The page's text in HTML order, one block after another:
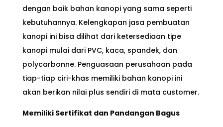
dengan baik bahan kanopi yang sama seperti
kebutuhannya. Kelengkapan jasa pembuatan
kanopi ini bisa dilihat dari ketersediaan tipe
kanopi mulai dari PVC, kaca, spandek, dan
polycarbonne. Penguasaan perusahaan pada
tiap-tiap ciri-khas memiliki bahan kanopi ini
akan berikan nilai plus sendiri di mata customer.
Memiliki Sertifikat dan Pandangan Bagus